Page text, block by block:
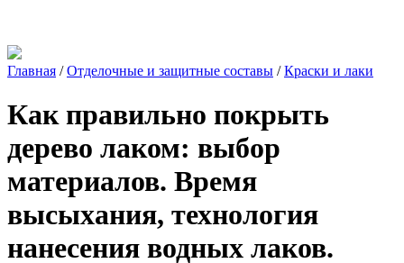
Главная /Отделочные и защитные составы /Краски и лаки
Как правильно покрыть
дерево лаком: выбор
материалов. Время
высыхания, технология
нанесения водных лаков.